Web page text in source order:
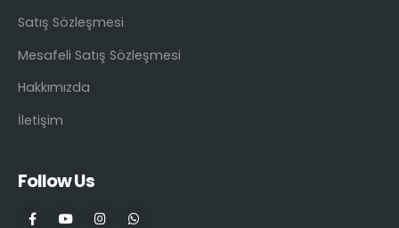
Satış Sözleşmesi
Mesafeli Satış Sözleşmesi
Hakkımızda
İletişim
Follow Us